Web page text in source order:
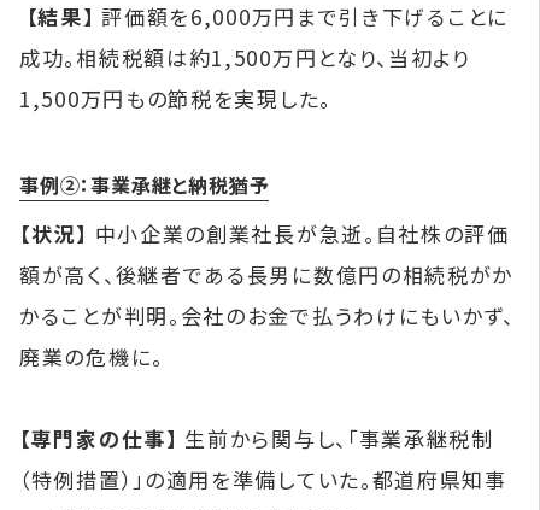
【結果】 評価額を6,000万円まで引き下げることに
成功。相続税額は約1,500万円となり、当初より
1,500万円もの節税を実現した。
事例②：事業承継と納税猶予
【状況】 中小企業の創業社長が急逝。自社株の評価
額が高く、後継者である長男に数億円の相続税がか
かることが判明。会社のお金で払うわけにもいかず、
廃業の危機に。
【専門家の仕事】 生前から関与し、「事業承継税制
（特例措置）」の適用を準備していた。都道府県知事